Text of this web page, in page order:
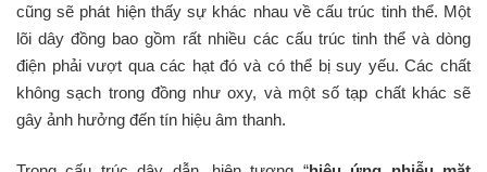
cũng sẽ phát hiện thấy sự khác nhau về cấu trúc tinh thể. Một
lõi dây đồng bao gồm rất nhiều các cấu trúc tinh thể và dòng
điện phải vượt qua các hạt đó và có thể bị suy yếu. Các chất
không sạch trong đồng như oxy, và một số tạp chất khác sẽ
gây ảnh hưởng đến tín hiệu âm thanh.